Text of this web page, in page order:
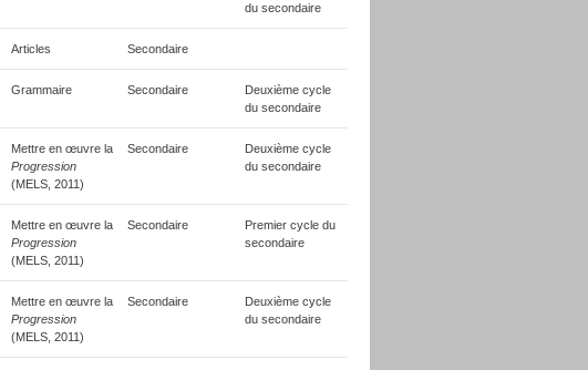
du secondaire
Articles Secondaire
Grammaire Secondaire
Deuxième cycle
du secondaire
Mettre en œuvre la
Progression
(MELS, 2011)
Secondaire
Deuxième cycle
du secondaire
Mettre en œuvre la
Progression
(MELS, 2011)
Secondaire
Premier cycle du
secondaire
Mettre en œuvre la
Progression
(MELS, 2011)
Secondaire
Deuxième cycle
du secondaire